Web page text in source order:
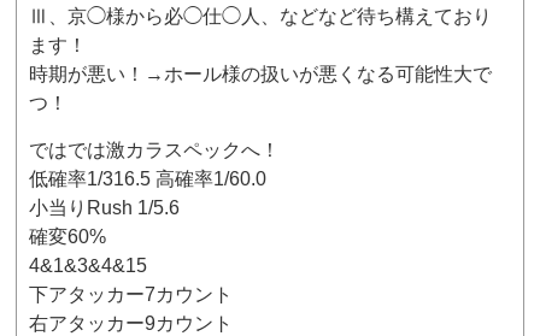
Ⅲ、京◯様から必◯仕◯人、などなど待ち構えており
ます！
時期が悪い！→ホール様の扱いが悪くなる可能性大で
つ！
ではでは激カラスペックへ！
低確率1/316.5 高確率1/60.0
小当りRush 1/5.6
確変60%
4&1&3&4&15
下アタッカー7カウント
右アタッカー9カウント